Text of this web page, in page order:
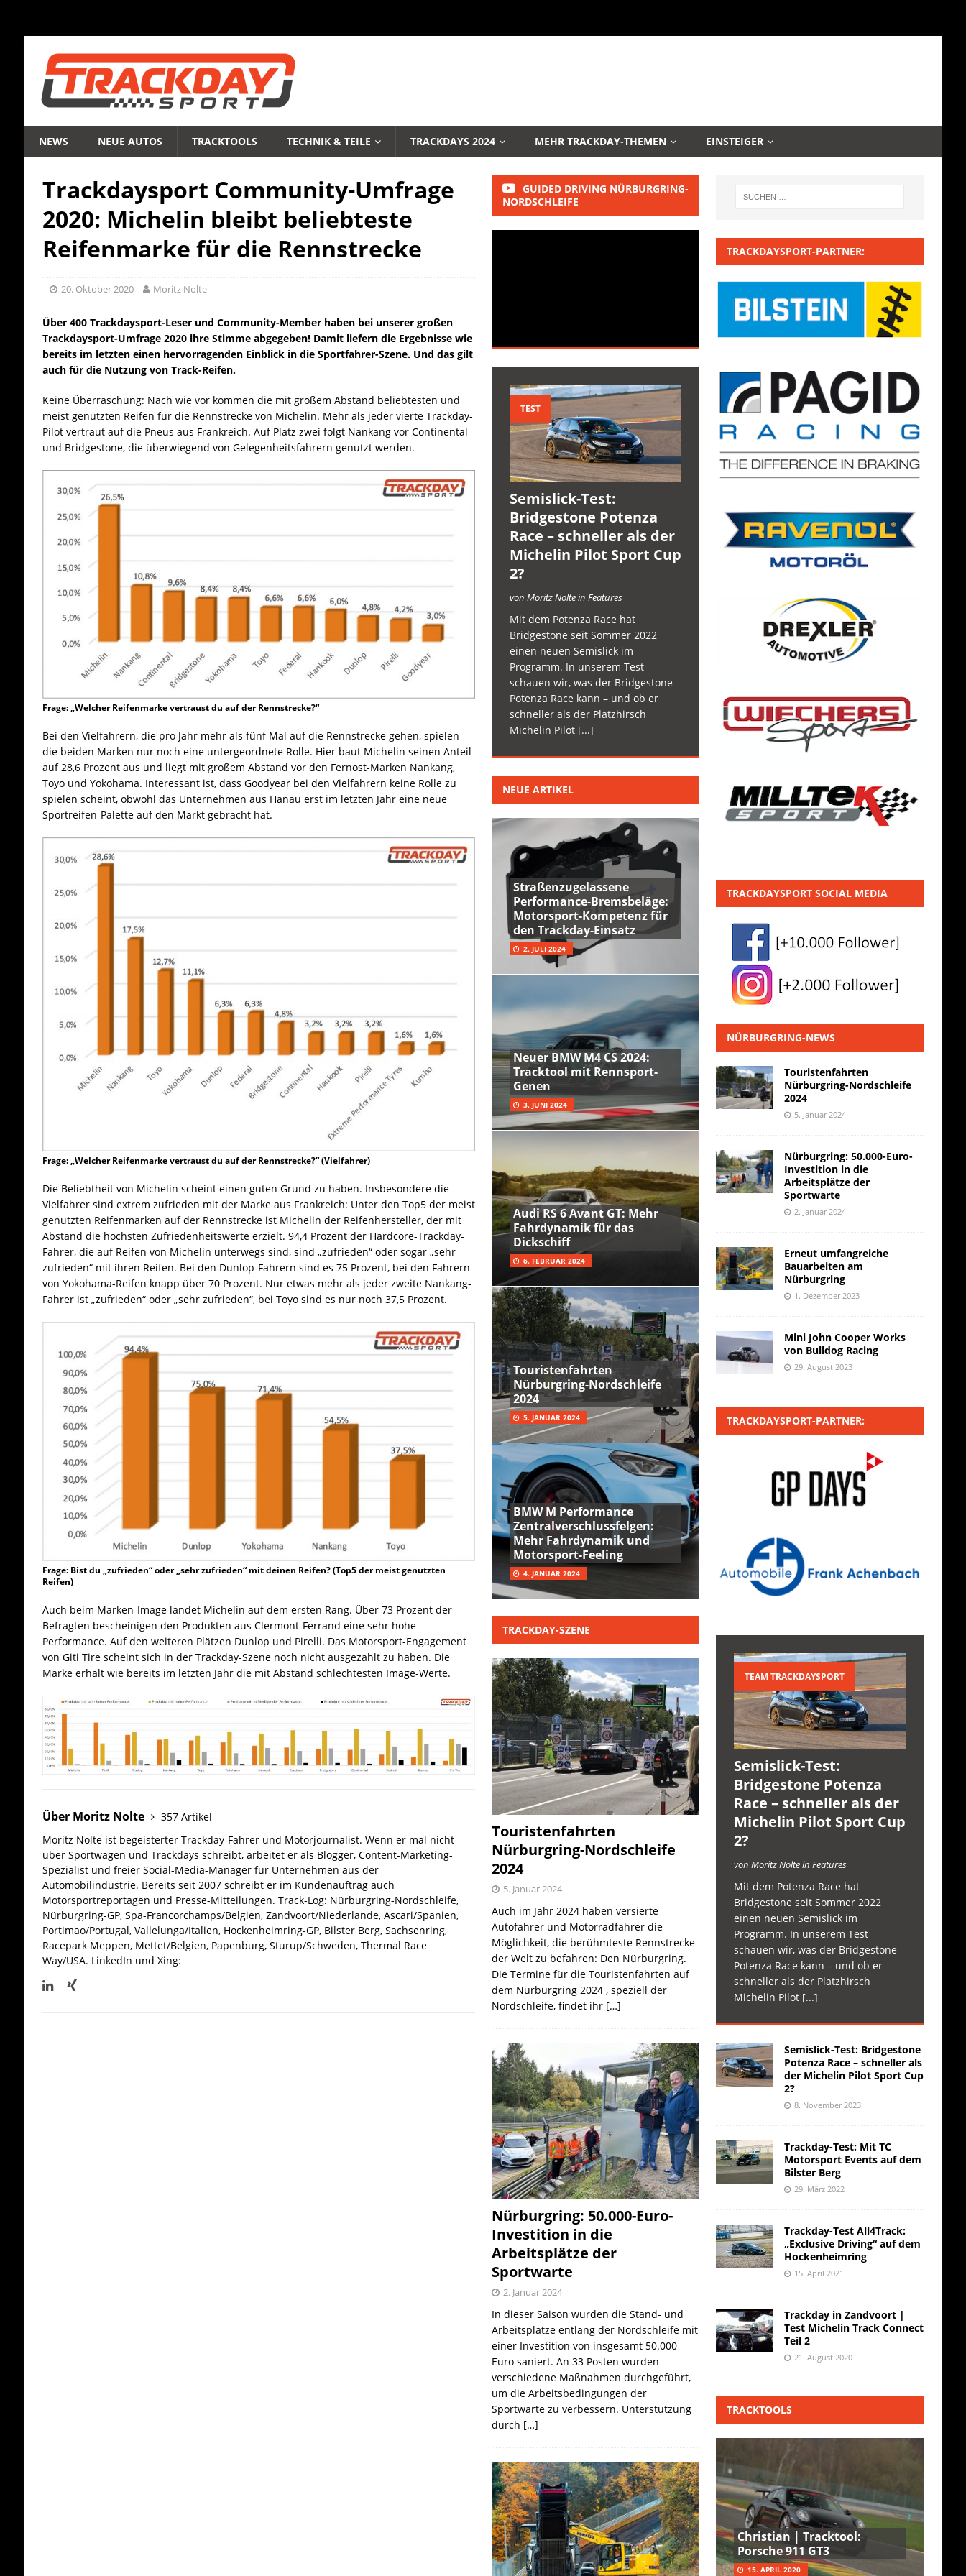
NEWS NEUE AUTOS TRACKTOOLS TECHNIK & TEILE TRACKDAYS 2024 MEHR TRACKDAY-THEMEN EINSTEIGER
Trackdaysport Community-Umfrage
2020: Michelin bleibt beliebteste
Reifenmarke für die Rennstrecke
20. Oktober 2020 Moritz Nolte
Über 400 Trackdaysport-Leser und Community-Member haben bei unserer großen
Trackdaysport-Umfrage 2020 ihre Stimme abgegeben! Damit liefern die Ergebnisse wie
bereits im letzten einen hervorragenden Einblick in die Sportfahrer-Szene. Und das gilt
auch für die Nutzung von Track-Reifen.
Keine Überraschung: Nach wie vor kommen die mit großem Abstand beliebtesten und
meist genutzten Reifen für die Rennstrecke von Michelin. Mehr als jeder vierte Trackday-
Pilot vertraut auf die Pneus aus Frankreich. Auf Platz zwei folgt Nankang vor Continental
und Bridgestone, die überwiegend von Gelegenheitsfahrern genutzt werden.
Frage: „Welcher Reifenmarke vertraust du auf der Rennstrecke?“
Bei den Vielfahrern, die pro Jahr mehr als fünf Mal auf die Rennstrecke gehen, spielen
die beiden Marken nur noch eine untergeordnete Rolle. Hier baut Michelin seinen Anteil
auf 28,6 Prozent aus und liegt mit großem Abstand vor den Fernost-Marken Nankang,
Toyo und Yokohama. Interessant ist, dass Goodyear bei den Vielfahrern keine Rolle zu
spielen scheint, obwohl das Unternehmen aus Hanau erst im letzten Jahr eine neue
Sportreifen-Palette auf den Markt gebracht hat.
Frage: „Welcher Reifenmarke vertraust du auf der Rennstrecke?“ (Vielfahrer)
Die Beliebtheit von Michelin scheint einen guten Grund zu haben. Insbesondere die
Vielfahrer sind extrem zufrieden mit der Marke aus Frankreich: Unter den Top5 der meist
genutzten Reifenmarken auf der Rennstrecke ist Michelin der Reifenhersteller, der mit
Abstand die höchsten Zufriedenheitswerte erzielt. 94,4 Prozent der Hardcore-Trackday-
Fahrer, die auf Reifen von Michelin unterwegs sind, sind „zufrieden“ oder sogar „sehr
zufrieden“ mit ihren Reifen. Bei den Dunlop-Fahrern sind es 75 Prozent, bei den Fahrern
von Yokohama-Reifen knapp über 70 Prozent. Nur etwas mehr als jeder zweite Nankang-
Fahrer ist „zufrieden“ oder „sehr zufrieden“, bei Toyo sind es nur noch 37,5 Prozent.
Frage: Bist du „zufrieden“ oder „sehr zufrieden“ mit deinen Reifen? (Top5 der meist genutzten
Reifen)
Auch beim Marken-Image landet Michelin auf dem ersten Rang. Über 73 Prozent der
Befragten bescheinigen den Produkten aus Clermont-Ferrand eine sehr hohe
Performance. Auf den weiteren Plätzen Dunlop und Pirelli. Das Motorsport-Engagement
von Giti Tire scheint sich in der Trackday-Szene noch nicht ausgezahlt zu haben. Die
Marke erhält wie bereits im letzten Jahr die mit Abstand schlechtesten Image-Werte.
Über Moritz Nolte
357 Artikel
Moritz Nolte ist begeisterter Trackday-Fahrer und Motorjournalist. Wenn er mal nicht
über Sportwagen und Trackdays schreibt, arbeitet er als Blogger, Content-Marketing-
Spezialist und freier Social-Media-Manager für Unternehmen aus der
Automobilindustrie. Bereits seit 2007 schreibt er im Kundenauftrag auch
Motorsportreportagen und Presse-Mitteilungen. Track-Log: Nürburgring-Nordschleife,
Nürburgring-GP, Spa-Francorchamps/Belgien, Zandvoort/Niederlande, Ascari/Spanien,
Portimao/Portugal, Vallelunga/Italien, Hockenheimring-GP, Bilster Berg, Sachsenring,
Racepark Meppen, Mettet/Belgien, Papenburg, Sturup/Schweden, Thermal Race
Way/USA. LinkedIn und Xing:
GUIDED DRIVING NÜRBURGRING-
NORDSCHLEIFE
TEST
Semislick-Test:
Bridgestone Potenza
Race – schneller als der
Michelin Pilot Sport Cup
2?
von Moritz Nolte in Features
Mit dem Potenza Race hat
Bridgestone seit Sommer 2022
einen neuen Semislick im
Programm. In unserem Test
schauen wir, was der Bridgestone
Potenza Race kann – und ob er
schneller als der Platzhirsch
Michelin Pilot [...]
NEUE ARTIKEL
Straßenzugelassene
Performance-Bremsbeläge:
Motorsport-Kompetenz für
den Trackday-Einsatz
2. JULI 2024
Neuer BMW M4 CS 2024:
Tracktool mit Rennsport-
Genen
3. JUNI 2024
Audi RS 6 Avant GT: Mehr
Fahrdynamik für das
Dickschiff
6. FEBRUAR 2024
Touristenfahrten
Nürburgring-Nordschleife
2024
5. JANUAR 2024
BMW M Performance
Zentralverschlussfelgen:
Mehr Fahrdynamik und
Motorsport-Feeling
4. JANUAR 2024
TRACKDAY-SZENE
Touristenfahrten
Nürburgring-Nordschleife
2024
5. Januar 2024
Auch im Jahr 2024 haben versierte
Autofahrer und Motorradfahrer die
Möglichkeit, die berühmteste Rennstrecke
der Welt zu befahren: Den Nürburgring.
Die Termine für die Touristenfahrten auf
dem Nürburgring 2024 , speziell der
Nordschleife, findet ihr […]
Nürburgring: 50.000-Euro-
Investition in die
Arbeitsplätze der
Sportwarte
2. Januar 2024
In dieser Saison wurden die Stand- und
Arbeitsplätze entlang der Nordschleife mit
einer Investition von insgesamt 50.000
Euro saniert. An 33 Posten wurden
verschiedene Maßnahmen durchgeführt,
um die Arbeitsbedingungen der
Sportwarte zu verbessern. Unterstützung
durch […]
TRACKDAYSPORT-PARTNER:
TRACKDAYSPORT SOCIAL MEDIA
NÜRBURGRING-NEWS
Touristenfahrten
Nürburgring-Nordschleife
2024
5. Januar 2024
Nürburgring: 50.000-Euro-
Investition in die
Arbeitsplätze der
Sportwarte
2. Januar 2024
Erneut umfangreiche
Bauarbeiten am
Nürburgring
1. Dezember 2023
Mini John Cooper Works
von Bulldog Racing
29. August 2023
TRACKDAYSPORT-PARTNER:
TEAM TRACKDAYSPORT
Semislick-Test:
Bridgestone Potenza
Race – schneller als der
Michelin Pilot Sport Cup
2?
von Moritz Nolte in Features
Mit dem Potenza Race hat
Bridgestone seit Sommer 2022
einen neuen Semislick im
Programm. In unserem Test
schauen wir, was der Bridgestone
Potenza Race kann – und ob er
schneller als der Platzhirsch
Michelin Pilot [...]
Semislick-Test: Bridgestone
Potenza Race – schneller als
der Michelin Pilot Sport Cup
2?
8. November 2023
Trackday-Test: Mit TC
Motorsport Events auf dem
Bilster Berg
29. März 2022
Trackday-Test All4Track:
„Exclusive Driving“ auf dem
Hockenheimring
15. April 2021
Trackday in Zandvoort |
Test Michelin Track Connect
Teil 2
21. August 2020
TRACKTOOLS
Christian | Tracktool:
Porsche 911 GT3
15. APRIL 2020